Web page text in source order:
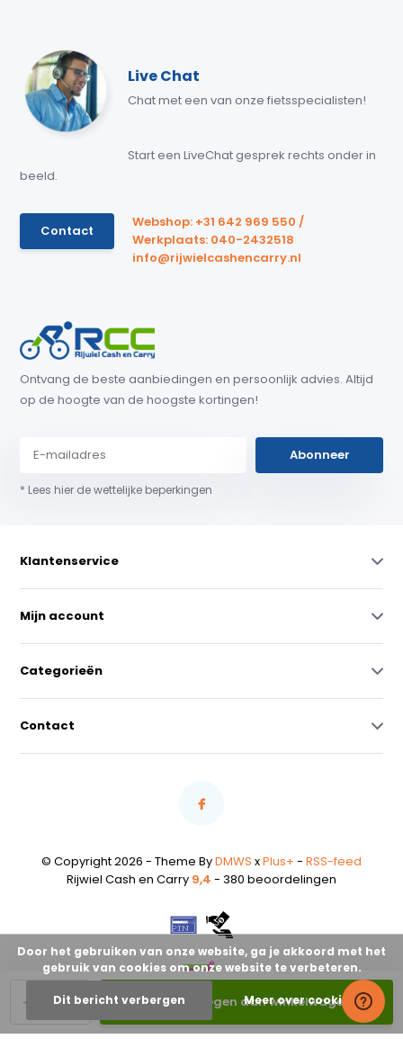
+
- Toevoegen aan winkelwagen
Live Chat
Chat met een van onze fietsspecialisten!
Start een LiveChat gesprek rechts onder in
beeld.
Contact
Webshop: +31 642 969 550 /
Werkplaats: 040-2432518
info@rijwielcashencarry.nl
Ontvang de beste aanbiedingen en persoonlijk advies. Altijd
op de hoogte van de hoogste kortingen!
Abonneer
* Lees hier de wettelijke beperkingen
Klantenservice
Mijn account
Categorieën
Contact
© Copyright 2026 - Theme ByDMWS xPlus+ - RSS-feed
Rijwiel Cash en Carry 9,4 - 380 beoordelingen
Door het gebruiken van onze website, ga je akkoord met het
gebruik van cookies om onze website te verbeteren.
Dit bericht verbergen Meer over cookies »